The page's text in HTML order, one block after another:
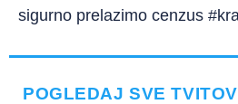
sigurno prelazimo cenzus
POGLEDAJ SVE